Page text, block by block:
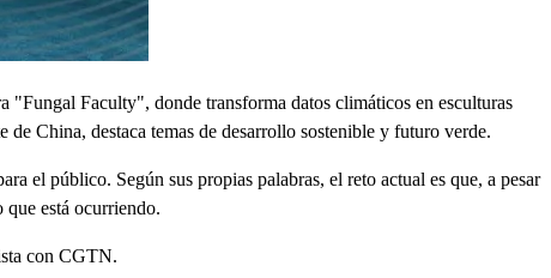
"Fungal Faculty", donde transforma datos climáticos en esculturas
China, destaca temas de desarrollo sostenible y futuro verde.
el público. Según sus propias palabras, el reto actual es que, a pesar
que está ocurriendo.
con CGTN.